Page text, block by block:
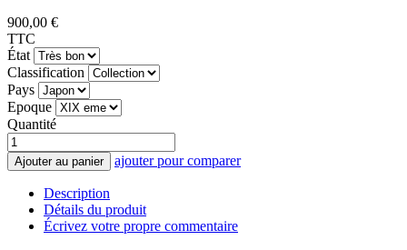
900,00 €
TTC
État
Classification
Pays
Epoque
Quantité
Ajouter au panier ajouter pour comparer
Description
Détails du produit
Écrivez votre propre commentaire